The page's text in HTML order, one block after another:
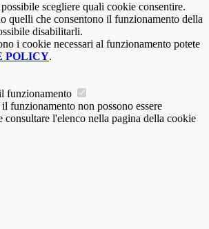
scegliere quali cookie consentire.
quelli che consentono il funzionamento della
disabilitarli.
i cookie necessari al funzionamento potete
POLICY.
funzionamento
funzionamento non possono essere
consultare l'elenco nella pagina della cookie